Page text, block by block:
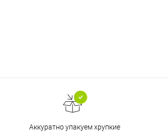
Аккуратно упакуем хрупкие